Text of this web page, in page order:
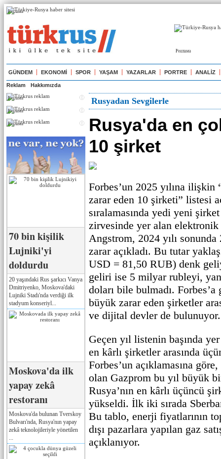
Реклама
Реклама
GÜNDEM EKONOMİ SPOR YAŞAM YAZARLAR PORTRE ANALİZ
Reklam Hakkımızda
Реклама
Реклама
Реклама
70 bin kişilik
Lujniki'yi
doldurdu
20 yaşındaki Rus şarkıcı Vanya
Dmitriyenko, Moskova'daki
Lujniki Stadı'nda verdiği ilk
stadyum konseriyl...
Moskova'da ilk
yapay zekâ
restoranı
Moskova'da bulunan Tverskoy
Bulvarı'nda, Rusya'nın yapay
zekâ teknolojileriyle yönetilen
Rusyadan Sevgilerle
Rusya'da en
10 şirket
Forbes’un 2025 yılına ilişkin
zarar eden 10 şirketi” listesi
sıralamasında yedi yeni
zirvesinde yer alan
Angstrom, 2024 yılı
zarar açıkladı. Bu tutar
USD = 81,50 RUB) denk
geliri ise 5 milyar rubleyi,
doları bile bulmadı.
büyük zarar eden şirketler
ve dijital devler de bulunuyor.
Geçen yıl listenin başında
en kârlı şirketler arasında
Forbes’un açıklamasına
olan Gazprom bu yıl büyük
Rusya’nın en kârlı üçüncü
yükseldi. İlk iki sırada
Bu tablo, enerji fiyatlarının
dışı pazarlara yapılan gaz
açıklanıyor.